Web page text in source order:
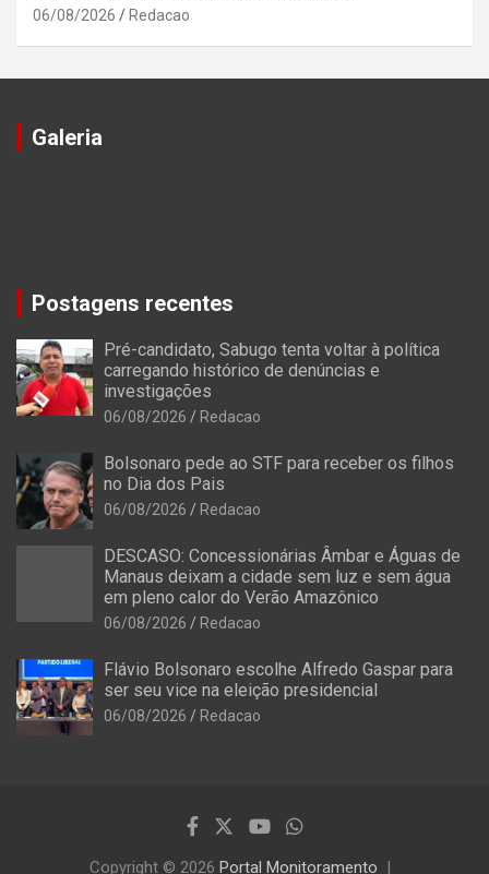
06/08/2026 Redacao
Galeria
Postagens recentes
Pré-candidato, Sabugo tenta voltar à política
carregando histórico de denúncias e
investigações
06/08/2026 Redacao
Bolsonaro pede ao STF para receber os filhos
no Dia dos Pais
06/08/2026 Redacao
DESCASO: Concessionárias Âmbar e Águas de
Manaus deixam a cidade sem luz e sem água
em pleno calor do Verão Amazônico
06/08/2026 Redacao
Flávio Bolsonaro escolhe Alfredo Gaspar para
ser seu vice na eleição presidencial
06/08/2026 Redacao
Copyright © 2026 Portal Monitoramento